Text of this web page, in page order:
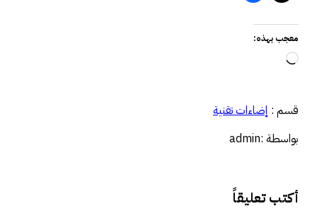
معجب بهذه:
جاري
قسم : إضاءات تقنية
بواسطة :admin
أكتب تعليقاً